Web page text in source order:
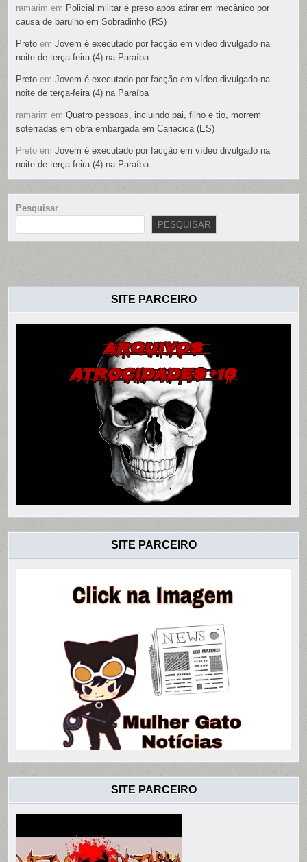
ramarim em Policial militar é preso após atirar em mecânico por
causa de barulho em Sobradinho (RS)
Preto emJovem é executado por facção em vídeo divulgado na
noite de terça-feira (4) na Paraíba
Preto emJovem é executado por facção em vídeo divulgado na
noite de terça-feira (4) na Paraíba
ramarim emQuatro pessoas, incluindo pai, filho e tio, morrem
soterradas em obra embargada em Cariacica (ES)
Preto emJovem é executado por facção em vídeo divulgado na
noite de terça-feira (4) na Paraíba
Pesquisar
PESQUISAR
SITE PARCEIRO
SITE PARCEIRO
SITE PARCEIRO